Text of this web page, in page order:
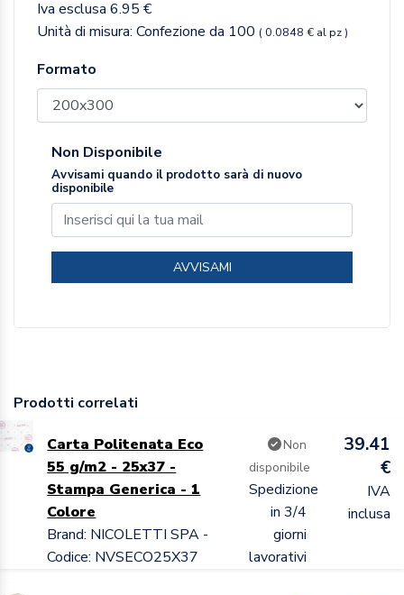
Iva esclusa 6.95 €
Unità di misura: Confezione da 100 ( 0.0848 € al pz )
Formato
Non Disponibile
Avvisami quando il prodotto sarà di nuovo
disponibile
AVVISAMI
Prodotti correlati
Carta Politenata Eco
55 g/m2 - 25x37 -
Stampa Generica - 1
Colore
Brand: NICOLETTI SPA -
Codice: NVSECO25X37
Non
disponibile
Spedizione
in 3/4
giorni
lavorativi
39.41
€
IVA
inclusa